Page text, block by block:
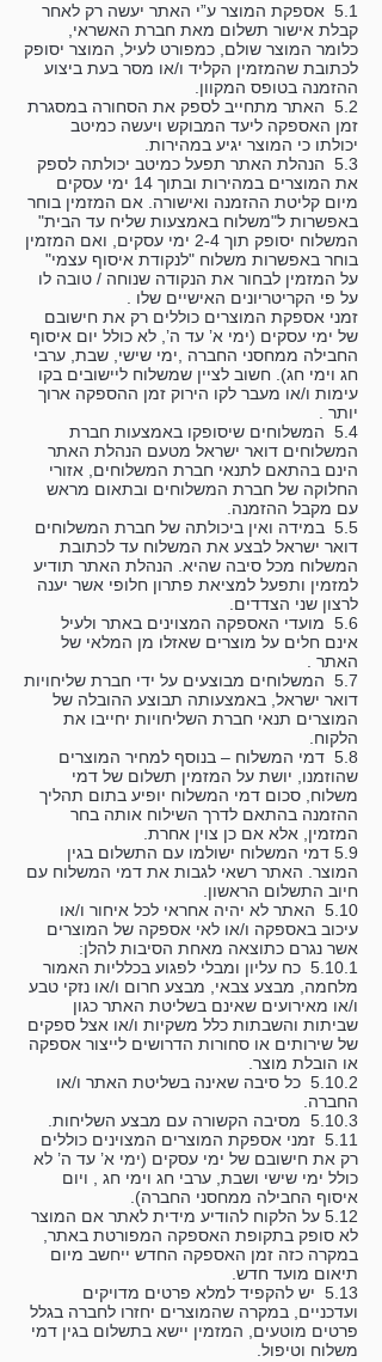
5.1 אספקת המוצר ע”י האתר יעשה רק לאחר
קבלת אישור תשלום מאת חברת האשראי,
כלומר המוצר שולם, כמפורט לעיל, המוצר יסופק
לכתובת שהמזמין הקליד ו/או מסר בעת ביצוע
ההזמנה בטופס המקוון.
5.2 האתר מתחייב לספק את הסחורה במסגרת
זמן האספקה ליעד המבוקש ויעשה כמיטב
יכולתו כי המוצר יגיע במהירות.
5.3 הנהלת האתר תפעל כמיטב יכולתה לספק
את המוצרים במהירות ובתוך 14 ימי עסקים
מיום קליטת ההזמנה ואישורה. אם המזמין בוחר
באפשרות ל"משלוח באמצעות שליח עד הבית"
המשלוח יסופק תוך 2-4 ימי עסקים, ואם המזמין
בוחר באפשרות משלוח "לנקודת איסוף עצמי"
על המזמין לבחור את הנקודה שנוחה / טובה לו
על פי הקריטריונים האישיים שלו .
זמני אספקת המוצרים כוללים רק את חישובם
של ימי עסקים (ימי א’ עד ה’, לא כולל יום איסוף
החבילה ממחסני החברה ,ימי שישי, שבת, ערבי
חג וימי חג). חשוב לציין שמשלוח ליישובים בקו
עימות ו/או מעבר לקו הירוק זמן ההספקה ארוך
יותר .
5.4 המשלוחים שיסופקו באמצעות חברת
המשלוחים דואר ישראל מטעם הנהלת האתר
הינם בהתאם לתנאי חברת המשלוחים, אזורי
החלוקה של חברת המשלוחים ובתאום מראש
עם מקבל ההזמנה.
5.5 במידה ואין ביכולתה של חברת המשלוחים
דואר ישראל לבצע את המשלוח עד לכתובת
המשלוח מכל סיבה שהיא. הנהלת האתר תודיע
למזמין ותפעל למציאת פתרון חלופי אשר יענה
לרצון שני הצדדים.
5.6 מועדי האספקה המצוינים באתר ולעיל
אינם חלים על מוצרים שאזלו מן המלאי של
האתר .
5.7 המשלוחים מבוצעים על ידי חברת שליחויות
דואר ישראל, באמצעותה תבוצע ההובלה של
המוצרים תנאי חברת השליחויות יחייבו את
הלקוח.
5.8 דמי המשלוח – בנוסף למחיר המוצרים
שהוזמנו, יושת על המזמין תשלום של דמי
משלוח, סכום דמי המשלוח יופיע בתום תהליך
ההזמנה בהתאם לדרך השילוח אותה בחר
המזמין, אלא אם כן צוין אחרת.
5.9 דמי המשלוח ישולמו עם התשלום בגין
המוצר. האתר רשאי לגבות את דמי המשלוח עם
חיוב התשלום הראשון.
5.10 האתר לא יהיה אחראי לכל איחור ו/או
עיכוב באספקה ו/או לאי אספקה של המוצרים
אשר נגרם כתוצאה מאחת הסיבות להלן:
5.10.1 כח עליון ומבלי לפגוע בכלליות האמור
מלחמה, מבצע צבאי, מבצע חרום ו/או נזקי טבע
ו/או מאירועים שאינם בשליטת האתר כגון
שביתות והשבתות כלל משקיות ו/או אצל ספקים
של שירותים או סחורות הדרושים לייצור אספקה
או הובלת מוצר.
5.10.2 כל סיבה שאינה בשליטת האתר ו/או
החברה.
5.10.3 מסיבה הקשורה עם מבצע השליחות.
5.11 זמני אספקת המוצרים המצוינים כוללים
רק את חישובם של ימי עסקים (ימי א’ עד ה’ לא
כולל ימי שישי ושבת, ערבי חג וימי חג , ויום
איסוף החבילה ממחסני החברה).
5.12 על הלקוח להודיע מידית לאתר אם המוצר
לא סופק בתקופת האספקה המפורטת באתר,
במקרה כזה זמן האספקה החדש ייחשב מיום
תיאום מועד חדש.
5.13 יש להקפיד למלא פרטים מדויקים
ועדכניים, במקרה שהמוצרים יחזרו לחברה בגלל
פרטים מוטעים, המזמין יישא בתשלום בגין דמי
משלוח וטיפול.